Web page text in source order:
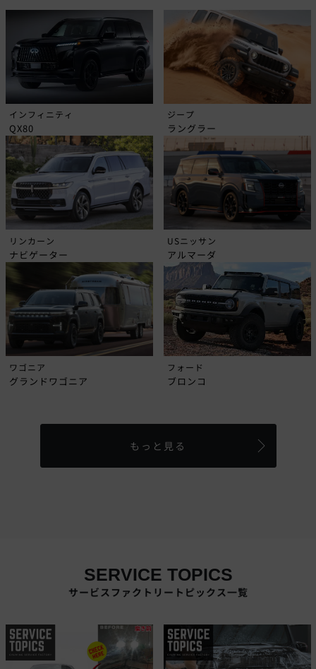
インフィニティ
QX80
ジープ
ラングラー
リンカーン
ナビゲーター
USニッサン
アルマーダ
ワゴニア
グランドワゴニア
フォード
ブロンコ
もっと見る
SERVICE TOPICS
サービスファクトリートピックス一覧